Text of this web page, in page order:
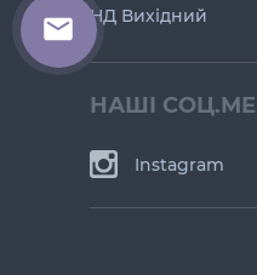
НД Вихідний
НАШІ
Instagram